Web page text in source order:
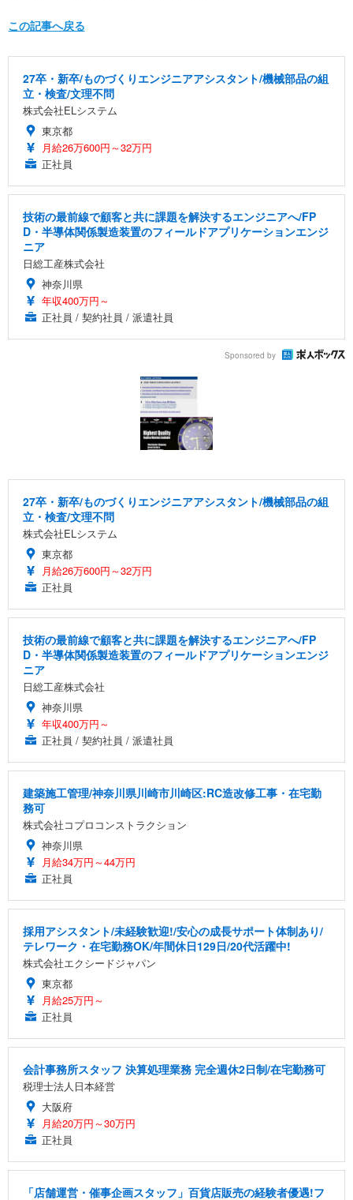
この記事へ戻る
27卒・新卒/ものづくりエンジニアアシスタント/機械部品の組
立・検査/文理不問
株式会社ELシステム
東京都
月給26万600円～32万円
正社員
技術の最前線で顧客と共に課題を解決するエンジニアへ/FP
D・半導体関係製造装置のフィールドアプリケーションエンジ
ニア
日総工産株式会社
神奈川県
年収400万円～
正社員 / 契約社員 / 派遣社員
Sponsored by
27卒・新卒/ものづくりエンジニアアシスタント/機械部品の組
立・検査/文理不問
株式会社ELシステム
東京都
月給26万600円～32万円
正社員
技術の最前線で顧客と共に課題を解決するエンジニアへ/FP
D・半導体関係製造装置のフィールドアプリケーションエンジ
ニア
日総工産株式会社
神奈川県
年収400万円～
正社員 / 契約社員 / 派遣社員
建築施工管理/神奈川県川崎市川崎区:RC造改修工事・在宅勤
務可
株式会社コプロコンストラクション
神奈川県
月給34万円～44万円
正社員
採用アシスタント/未経験歓迎!/安心の成長サポート体制あり/
テレワーク・在宅勤務OK/年間休日129日/20代活躍中!
株式会社エクシードジャパン
東京都
月給25万円～
正社員
会計事務所スタッフ 決算処理業務 完全週休2日制/在宅勤務可
税理士法人日本経営
大阪府
月給20万円～30万円
正社員
「店舗運営・催事企画スタッフ」百貨店販売の経験者優遇!フ